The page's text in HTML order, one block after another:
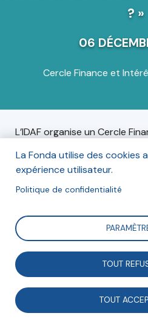
? »
06
Cercle Finance et
L’IDAF organise un Cercle
méthodologie pour atteindre
de bilan carbone ? » à
administratif et financier
Informations
La Fonda utilise des cookies
expérience utilisateur.
Politique de confidentialité
TOUT
TOUT